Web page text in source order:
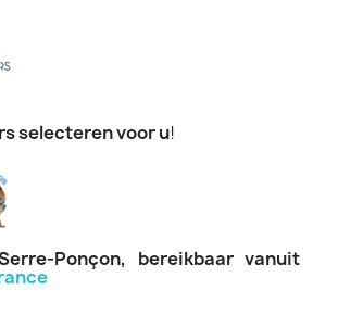
selecteren voor u!
Ponçon, bereikbaar vanuit